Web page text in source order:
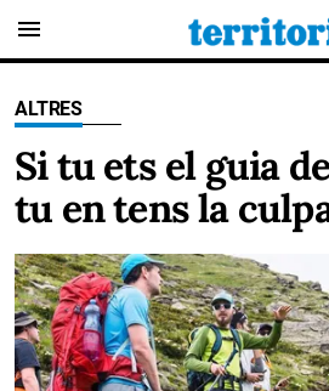
menu
ALTRES
Si tu ets el guia
tu en tens la